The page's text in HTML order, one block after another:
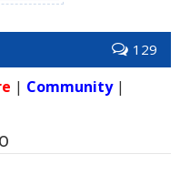
129
| Community|